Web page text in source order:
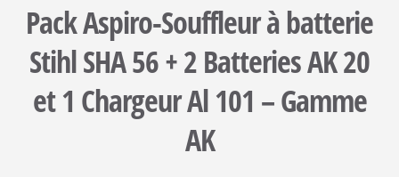
Pack Aspiro-Souffleur à batterie
Stihl SHA 56 + 2 Batteries AK 20
et 1 Chargeur Al 101 – Gamme
AK